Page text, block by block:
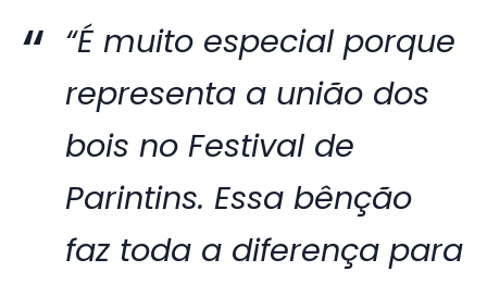
“É muito especial porque
representa a união dos
bois no Festival de
Parintins. Essa bênção
faz toda a diferença para